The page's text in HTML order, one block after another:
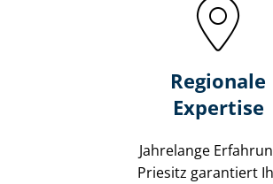
Regionale
Expertise
Jahrelange
Priesitz garantiert